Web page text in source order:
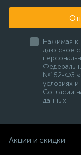
Нажимая
даю свое
№152-ФЗ
условиях
Согласии
данных
Акции и скидки